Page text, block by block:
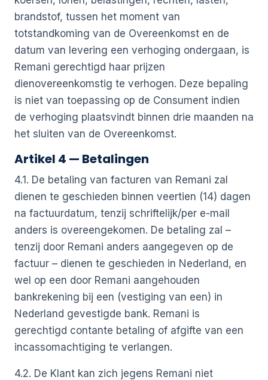
brandstof, tussen het moment van
totstandkoming van de Overeenkomst en de
datum van levering een verhoging ondergaan, is
Remani gerechtigd haar prijzen
dienovereenkomstig te verhogen. Deze bepaling
is niet van toepassing op de Consument indien
de verhoging plaatsvindt binnen drie maanden na
het sluiten van de Overeenkomst.
Artikel 4 — Betalingen
4.1. De betaling van facturen van Remani zal
dienen te geschieden binnen veertien (14) dagen
na factuurdatum, tenzij schriftelijk/per e-mail
anders is overeengekomen. De betaling zal –
tenzij door Remani anders aangegeven op de
factuur – dienen te geschieden in Nederland, en
wel op een door Remani aangehouden
bankrekening bij een (vestiging van een) in
Nederland gevestigde bank. Remani is
gerechtigd contante betaling of afgifte van een
incassomachtiging te verlangen.
4.2. De Klant kan zich jegens Remani niet